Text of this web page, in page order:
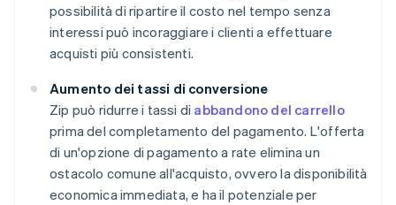
possibilità di ripartire il costo nel tempo senza
interessi può incoraggiare i clienti a effettuare
acquisti più consistenti.
Aumento dei tassi di conversione
Zip può ridurre i tassi di abbandono del carrello
prima del completamento del pagamento. L'offerta
di un'opzione di pagamento a rate elimina un
ostacolo comune all'acquisto, ovvero la disponibilità
economica immediata, e ha il potenziale per